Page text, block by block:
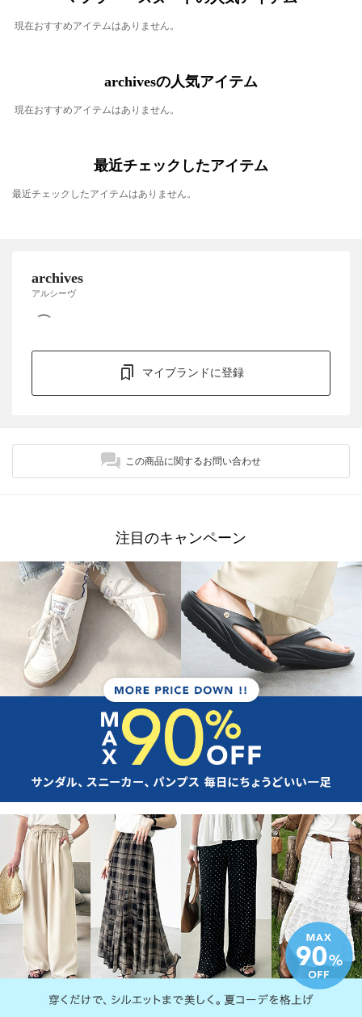
現在おすすめアイテムはありません。
archivesの人気アイテム
現在おすすめアイテムはありません。
最近チェックしたアイテム
最近チェックしたアイテムはありません。
archives
アルシーヴ
マイブランドに登録
この商品に関するお問い合わせ
注目のキャンペーン